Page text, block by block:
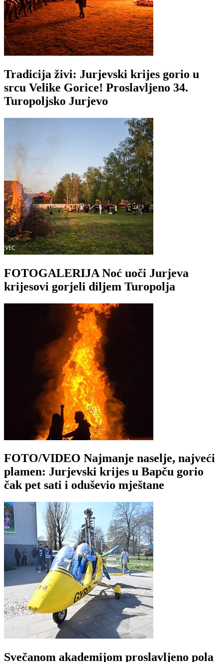
Tradicija živi: Jurjevski krijes gorio u
srcu Velike Gorice! Proslavljeno 34.
Turopoljsko Jurjevo
FOTOGALERIJA Noć uoči Jurjeva
krijesovi gorjeli diljem Turopolja
FOTO/VIDEO Najmanje naselje, najveći
plamen: Jurjevski krijes u Bapču gorio
čak pet sati i oduševio mještane
Svečanom akademijom proslavljeno pola